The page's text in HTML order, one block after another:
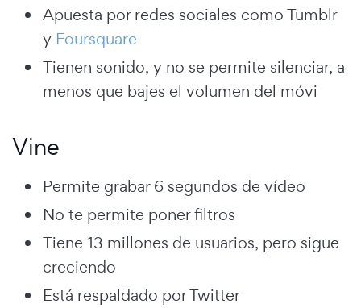
Apuesta por redes sociales como Tumblr
y Foursquare
Tienen sonido, y no se permite silenciar, a
menos que bajes el volumen del móvi
Vine
Permite grabar 6 segundos de vídeo
No te permite poner filtros
Tiene 13 millones de usuarios, pero sigue
creciendo
Está respaldado por Twitter